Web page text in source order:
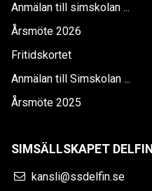
Anmälan till simskolan ...
Årsmöte 2026
Fritidskortet
Anmälan till Simskolan ...
Årsmöte 2025
SIMSÄLLSKAPET DELFIN
kansli@ssdelfin.se